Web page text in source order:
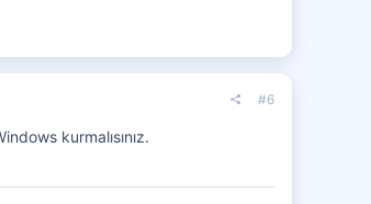
#6
kurmalısınız.